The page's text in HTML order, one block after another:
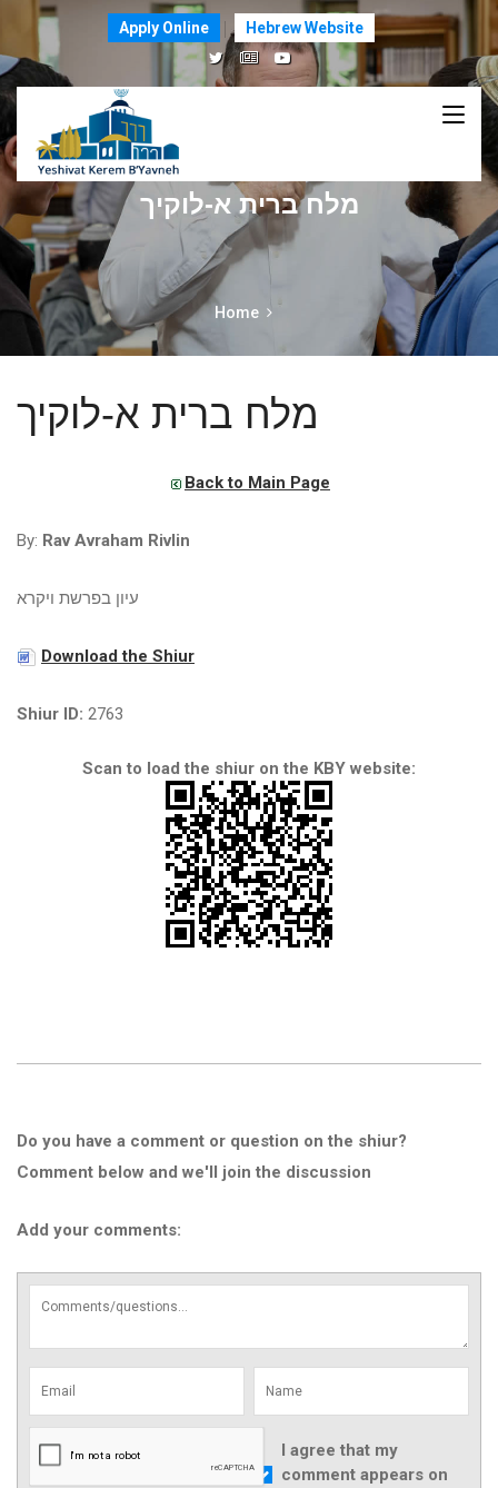
Apply Online Hebrew Website
מלח ברית א-לוקיך
Home
מלח ברית א-לוקיך
Back to Main Page
By: Rav Avraham Rivlin
עיון בפרשת ויקרא
Download the Shiur
Shiur ID: 2763
Scan to load the shiur on the KBY website:
Do you have a comment or question on the shiur?
Comment below and we'll join the discussion
Add your comments:
I agree that my
comment appears on